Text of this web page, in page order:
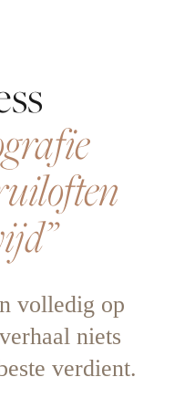
volledig op
niets
verdient.